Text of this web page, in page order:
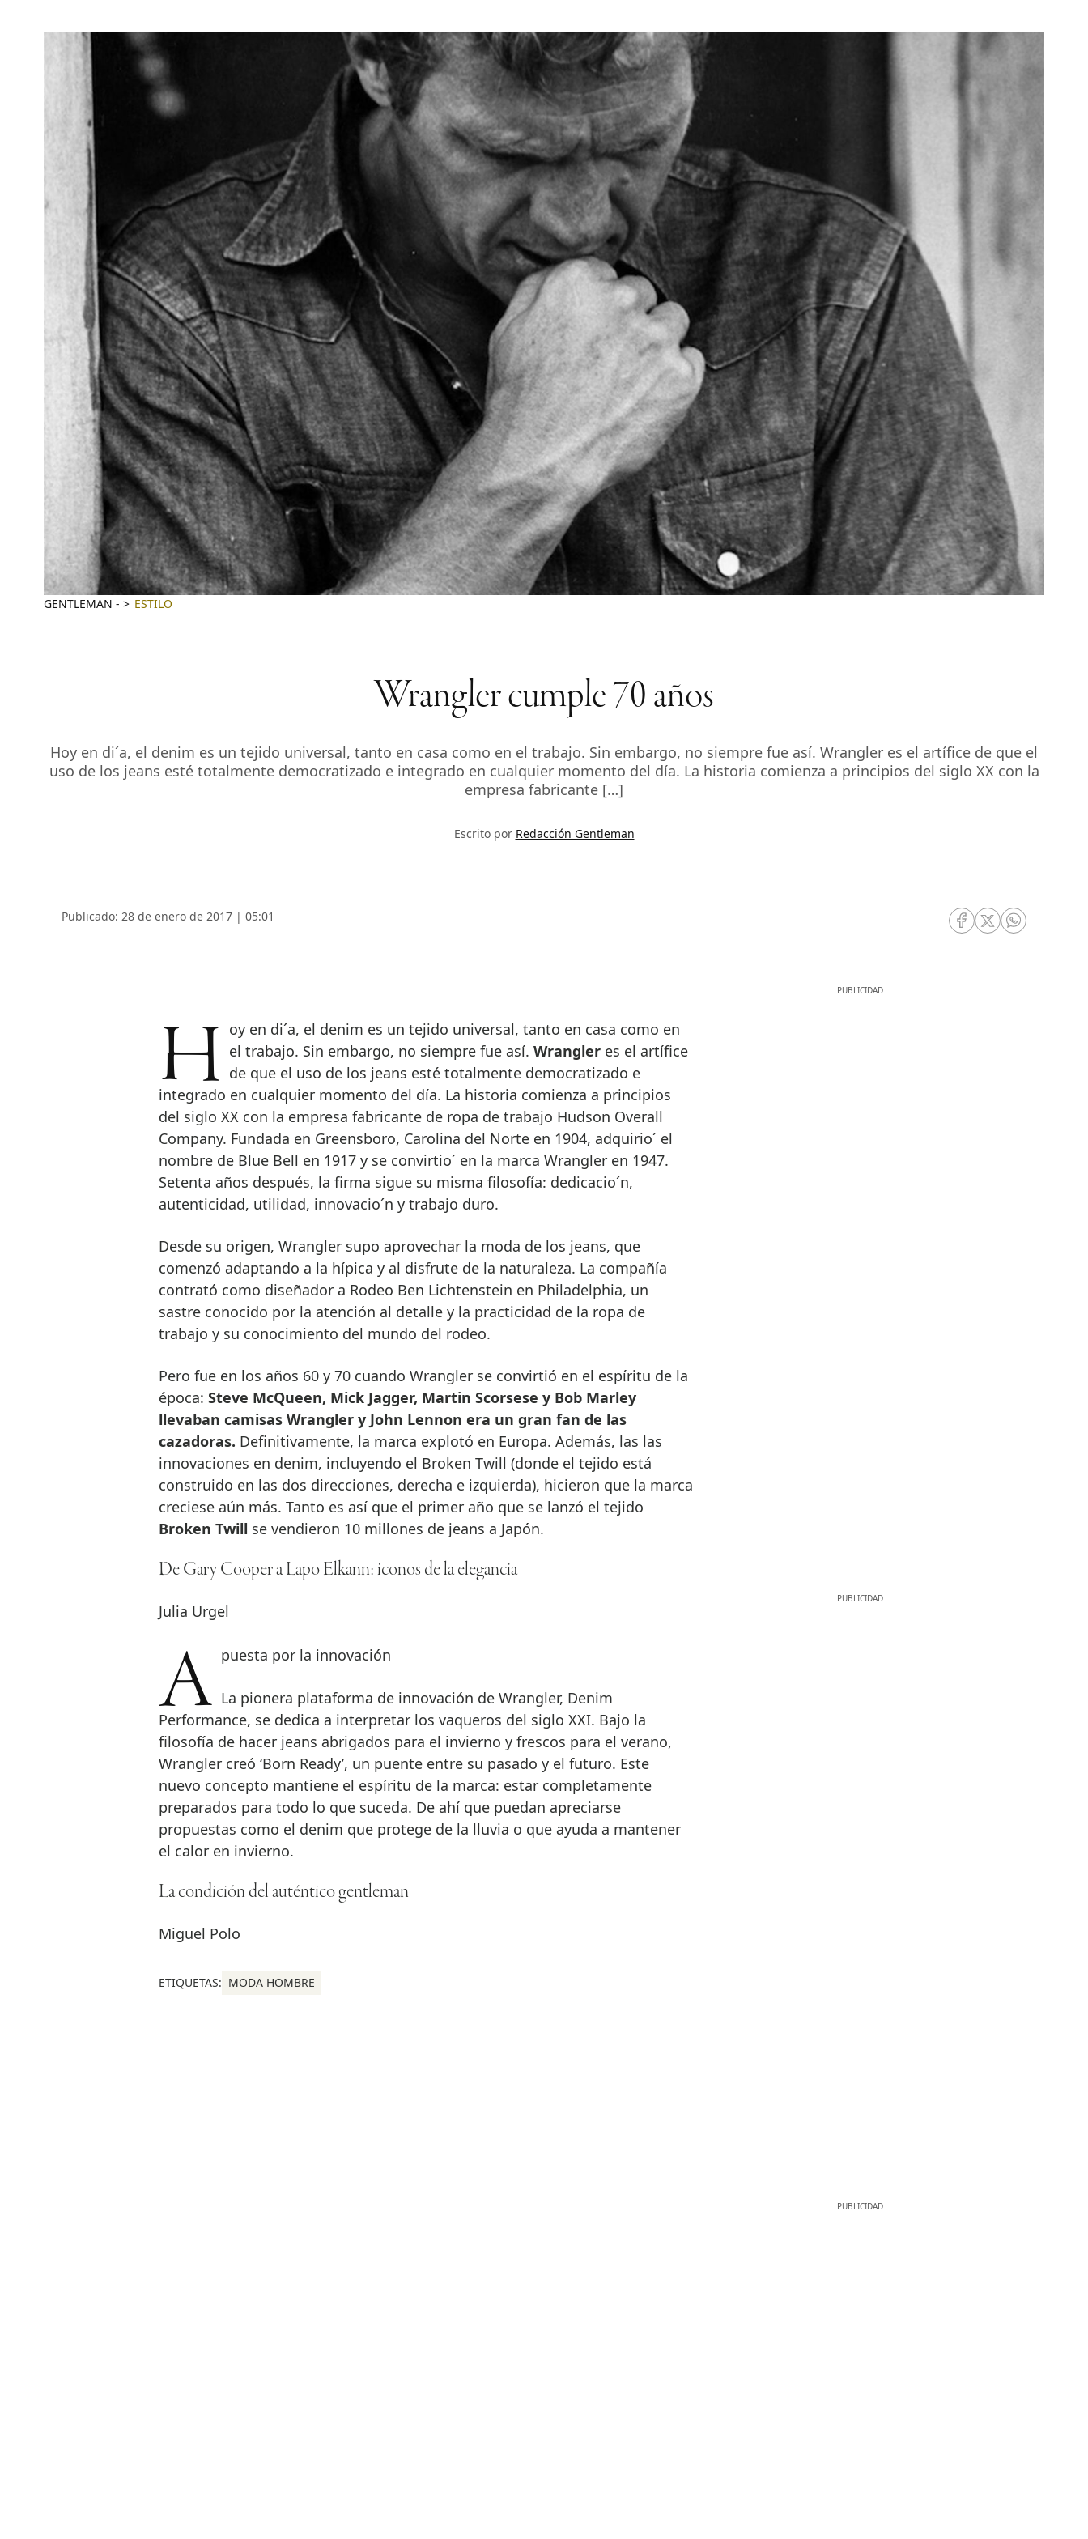
GENTLEMAN - ESTILO
Wrangler cumple 70 años
Hoy en di´a, el denim es un tejido universal, tanto en casa como en el trabajo. Sin embargo, no siempre fue así. Wrangler es el artífice de que el
uso de los jeans esté totalmente democratizado e integrado en cualquier momento del día. La historia comienza a principios del siglo XX con la
empresa fabricante […]
Escrito por Redacción Gentleman
Publicado: 28 de enero de 2017 | 05:01
RRSS Facebook
RRSS Twitter
RRSS
Hoy en di´a, el denim es un tejido universal, tanto en casa como en el trabajo. Sin embargo, no siempre fue así. Wrangleres el artífice
de que el uso de los jeans esté totalmente democratizado e
integrado en cualquier momento del día. La historia comienza a principios
del siglo XX con la empresa fabricante de ropa de trabajo Hudson Overall
Company. Fundada en Greensboro, Carolina del Norte en 1904, adquirio´ el
nombre de Blue Bell en 1917 y se convirtio´ en la marca Wrangler en 1947.
Setenta años después, la firma sigue su misma filosofía: dedicacio´n,
autenticidad, utilidad, innovacio´n y trabajo duro.
Desde su origen, Wrangler supo aprovechar la moda de los jeans, que
comenzó adaptando a la hípica y al disfrute de la naturaleza. La compañía
contrató como diseñador a Rodeo Ben Lichtenstein en Philadelphia, un
sastre conocido por la atención al detalle y la practicidad de la ropa de
trabajo y su conocimiento del mundo del rodeo.
Pero fue en los años 60 y 70 cuando Wrangler se convirtió en el espíritu de la
época: Steve McQueen, Mick Jagger, Martin Scorsese y Bob Marley
llevaban camisas Wrangler y John Lennon era un gran fan de las
cazadoras. Definitivamente, la marca explotó en Europa. Además, las las
innovaciones en denim, incluyendo el Broken Twill (donde el tejido está
construido en las dos direcciones, derecha e izquierda), hicieron que la marca
creciese aún más. Tanto es así que el primer año que se lanzó el tejido
Broken Twill se vendieron 10 millones de jeans a Japón.
De Gary Cooper a Lapo Elkann: iconos de la elegancia
Julia Urgel
Apuesta por la innovación
La pionera plataforma de innovación de Wrangler, Denim
Performance, se dedica a interpretar los vaqueros del siglo XXI. Bajo la
filosofía de hacer jeans abrigados para el invierno y frescos para el verano,
Wrangler creó ‘Born Ready’, un puente entre su pasado y el futuro. Este
nuevo concepto mantiene el espíritu de la marca: estar completamente
preparados para todo lo que suceda. De ahí que puedan apreciarse
propuestas como el denim que protege de la lluvia o que ayuda a mantener
el calor en invierno.
La condición del auténtico gentleman
Miguel Polo
ETIQUETAS: MODA HOMBRE